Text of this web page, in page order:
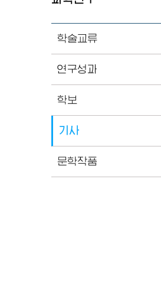
학술교류
연구성과
학보
기사
문학작품